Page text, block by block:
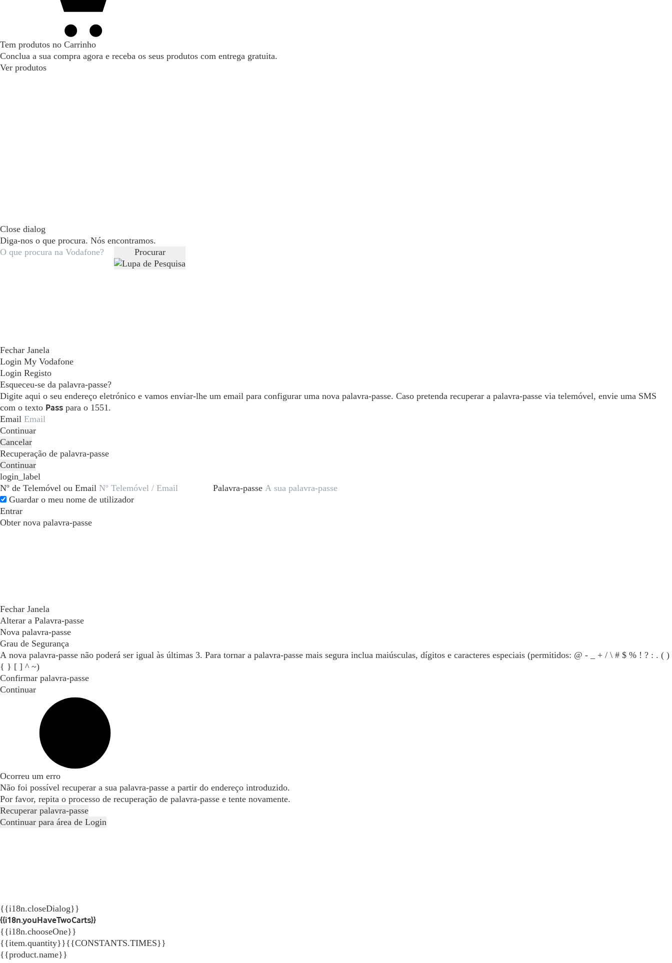
Tem produtos no Carrinho
Conclua a sua compra agora e receba os seus produtos com entrega gratuita.
Ver produtos
Close dialog
Diga-nos o que procura. Nós encontramos.
Procurar
Fechar Janela
Login My Vodafone
Login Registo
Esqueceu-se da palavra-passe?
Digite aqui o seu endereço eletrónico e vamos enviar-lhe um email para configurar uma nova palavra-passe. Caso pretenda recuperar a palavra-passe via telemóvel, envie uma SMS
com o texto Pass para o 1551.
Email
Continuar
Cancelar
Recuperação de palavra-passe
Continuar
login_label
Nº de Telemóvel ou Email
Palavra-passe
Guardar o meu nome de utilizador
Entrar
Obter nova palavra-passe
Fechar Janela
Alterar a Palavra-passe
Nova palavra-passe
Grau de Segurança
A nova palavra-passe não poderá ser igual às últimas 3. Para tornar a palavra-passe mais segura inclua maiúsculas, dígitos e caracteres especiais (permitidos: @ - _ + / \ # $ % ! ? : . ( )
{ } [ ] ^ ~)
Confirmar palavra-passe
Continuar
Ocorreu um erro
Não foi possível recuperar a sua palavra-passe a partir do endereço introduzido.
Por favor, repita o processo de recuperação de palavra-passe e tente novamente.
Recuperar palavra-passe
Continuar para área de Login
{{i18n.closeDialog}}
{{i18n.youHaveTwoCarts}}
{{i18n.chooseOne}}
{{item.quantity}}{{CONSTANTS.TIMES}}
{{product.name}}